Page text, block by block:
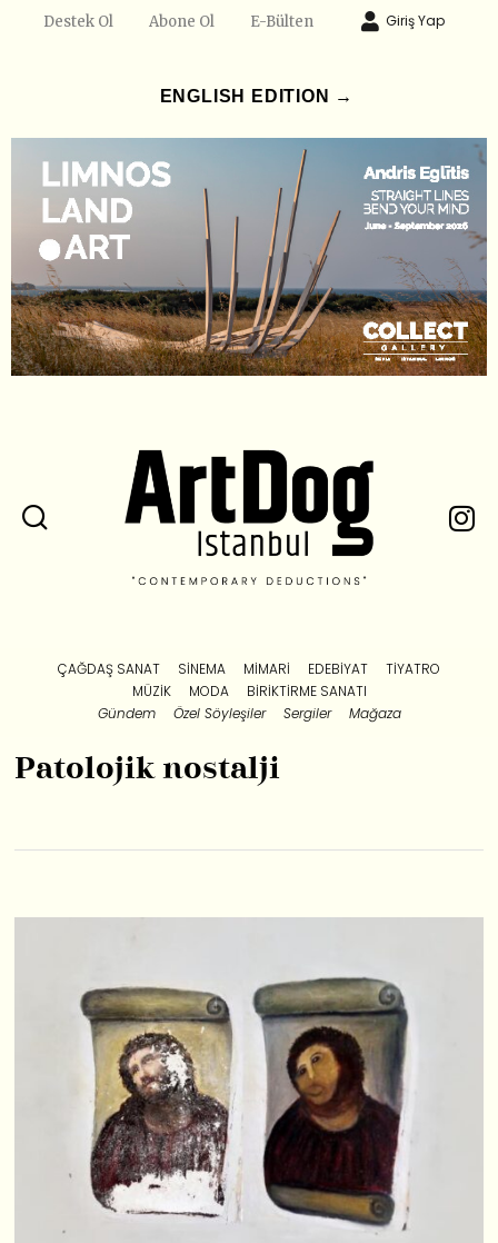
Destek Ol Abone Ol E-Bülten Giriş Yap
ENGLISH EDITION →
ÇAĞDAŞ SANAT SINEMA MIMARI EDEBIYAT
TIYATRO
MÜZIK
MODA
BIRIKTIRME SANATI
Gündem
Özel Söyleşiler Sergiler Mağaza
Patolojik nostalji